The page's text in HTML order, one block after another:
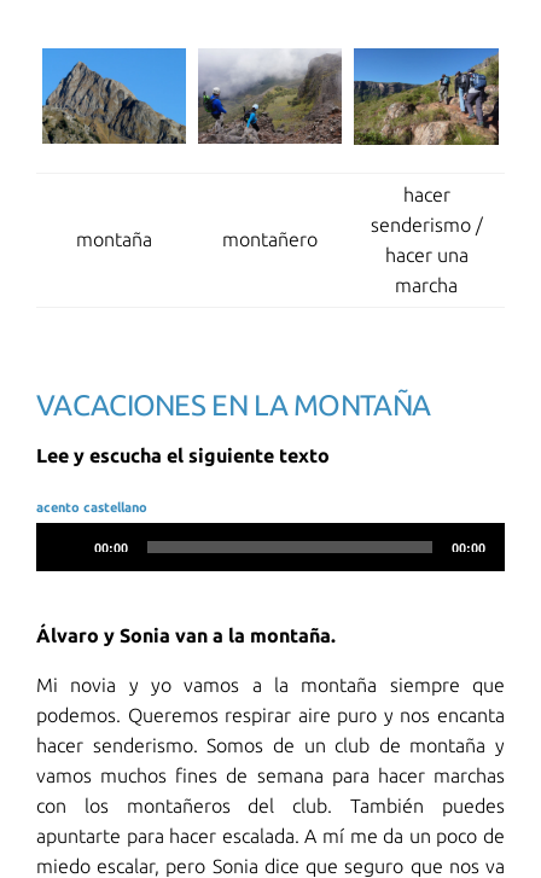
montaña montañero
hacer
senderismo /
hacer una
marcha
VACACIONES EN LA MONTAÑA
Lee y escucha el siguiente texto
acento castellano
de
00:00 00:00
Álvaro y Sonia van a la montaña.
Mi novia y yo vamos a la montaña siempre que
podemos. Queremos respirar aire puro y nos encanta
hacer senderismo. Somos de un club de montaña y
vamos muchos fines de semana para hacer marchas
con los montañeros del club. También puedes
apuntarte para hacer escalada. A mí me da un poco de
miedo escalar, pero Sonia dice que seguro que nos va